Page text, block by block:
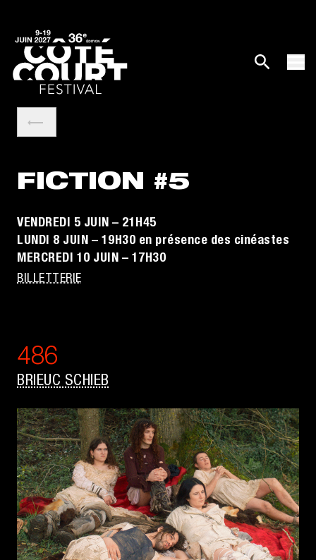
FICTION #5
VENDREDI 5 JUIN – 21H45
LUNDI 8 JUIN – 19H30 en présence des cinéastes
MERCREDI 10 JUIN – 17H30
BILLETTERIE
486
BRIEUC SCHIEB